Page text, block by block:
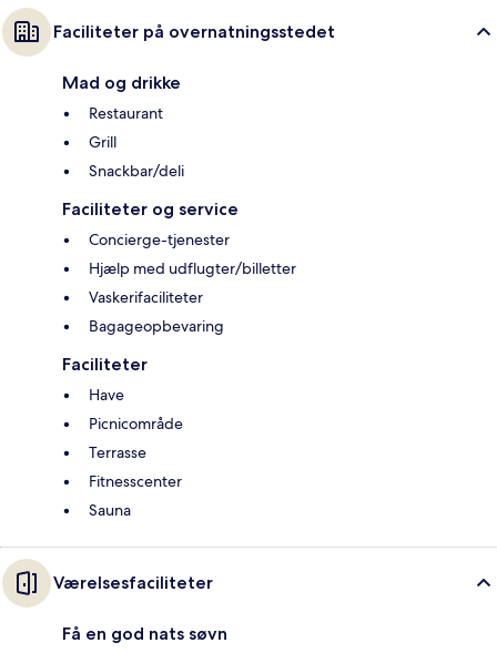
Faciliteter på overnatningsstedet
Mad og drikke
Restaurant
Grill
Snackbar/deli
Faciliteter og service
Concierge-tjenester
Hjælp med udflugter/billetter
Vaskerifaciliteter
Bagageopbevaring
Faciliteter
Have
Picnicområde
Terrasse
Fitnesscenter
Sauna
Værelsesfaciliteter
Få en god nats søvn